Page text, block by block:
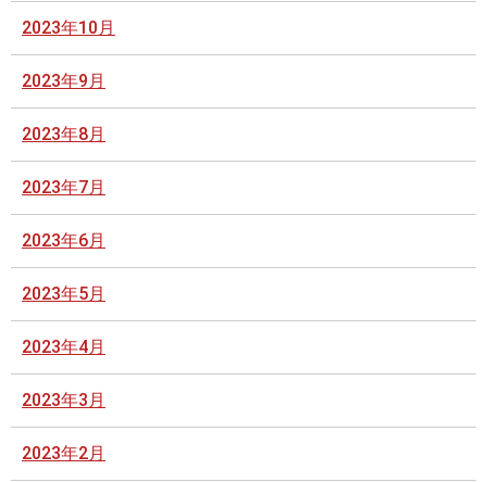
2023年10月
2023年9月
2023年8月
2023年7月
2023年6月
2023年5月
2023年4月
2023年3月
2023年2月